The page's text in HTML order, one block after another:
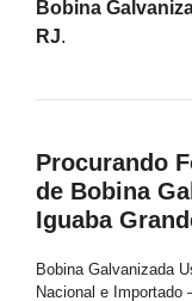
Bobina
RJ.
Procurando
de Bobina
Iguaba
Bobina Galvanizada
Nacional e Importado